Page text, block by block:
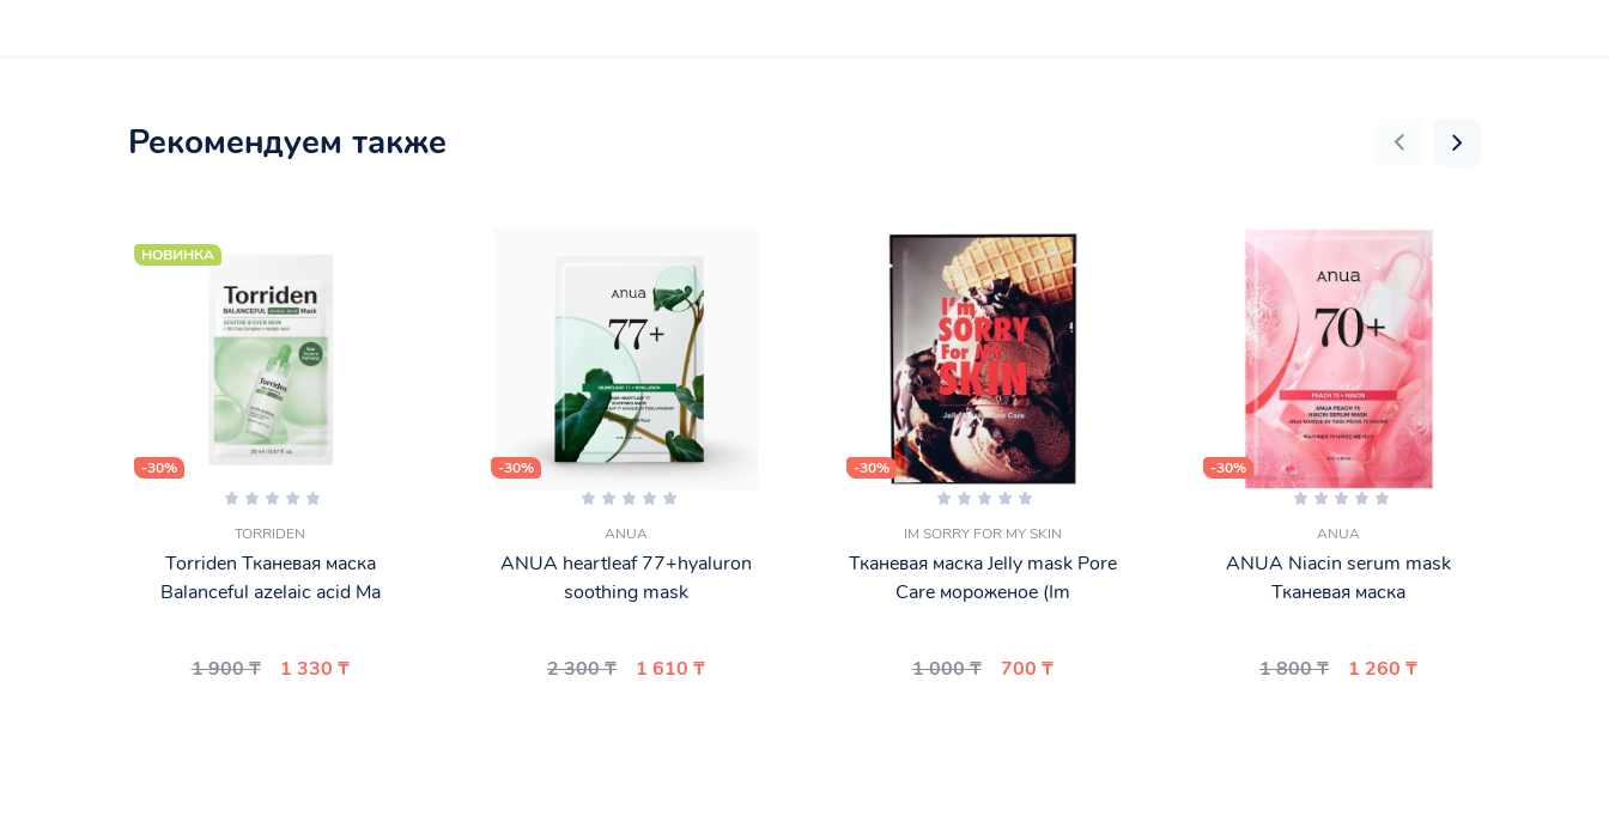
Рекомендуем также
НОВИНКА
-30%
TORRIDEN
Torriden Тканевая маска
Balanceful azelaic acid Ma
1 900 ₸ 1 330 ₸
-30%
ANUA
ANUA heartleaf 77+hyaluron
soothing mask
2 300 ₸ 1 610 ₸
-30%
IM SORRY FOR MY SKIN
Тканевая маска Jelly mask Pore
Care мороженое (Im
1 000 ₸ 700 ₸
-30%
ANUA
ANUA Niacin serum mask
Тканевая маска
1 800 ₸ 1 260 ₸